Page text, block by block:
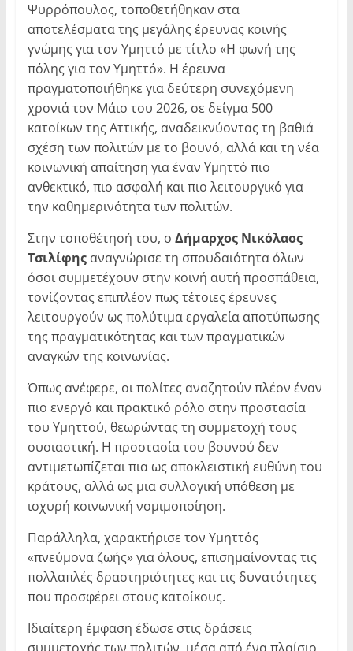
Ψυρρόπουλος, τοποθετήθηκαν στα
αποτελέσματα της μεγάλης έρευνας κοινής
γνώμης για τον Υμηττό με τίτλο «Η φωνή της
πόλης για τον Υμηττό». Η έρευνα
πραγματοποιήθηκε για δεύτερη συνεχόμενη
χρονιά τον Μάιο του 2026, σε δείγμα 500
κατοίκων της Αττικής, αναδεικνύοντας τη βαθιά
σχέση των πολιτών με το βουνό, αλλά και τη νέα
κοινωνική απαίτηση για έναν Υμηττό πιο
ανθεκτικό, πιο ασφαλή και πιο λειτουργικό για
την καθημερινότητα των πολιτών.
Στην τοποθέτησή του, ο Δήμαρχος Νικόλαος
Τσιλίφης αναγνώρισε τη σπουδαιότητα όλων
όσοι συμμετέχουν στην κοινή αυτή προσπάθεια,
τονίζοντας επιπλέον πως τέτοιες έρευνες
λειτουργούν ως πολύτιμα εργαλεία αποτύπωσης
της πραγματικότητας και των πραγματικών
αναγκών της κοινωνίας.
Όπως ανέφερε, οι πολίτες αναζητούν πλέον έναν
πιο ενεργό και πρακτικό ρόλο στην προστασία
του Υμηττού, θεωρώντας τη συμμετοχή τους
ουσιαστική. Η προστασία του βουνού δεν
αντιμετωπίζεται πια ως αποκλειστική ευθύνη του
κράτους, αλλά ως μια συλλογική υπόθεση με
ισχυρή κοινωνική νομιμοποίηση.
Παράλληλα, χαρακτήρισε τον Υμηττός
«πνεύμονα ζωής» για όλους, επισημαίνοντας τις
πολλαπλές δραστηριότητες και τις δυνατότητες
που προσφέρει στους κατοίκους.
Ιδιαίτερη έμφαση έδωσε στις δράσεις